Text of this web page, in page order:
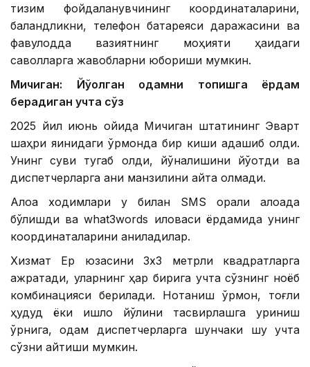
тизим фойдаланувчининг координаталарини,
баландликни, телефон батареяси даражасини ва
фавқулодда вазиятнинг моҳияти ҳақидаги
саволларга жавобларни юбориши мумкин.
Мичиган: Йўқолган одамни топишга ёрдам
берадиган учта сўз
2025 йил июнь ойида Мичиган штатининг Эварт
шаҳри яқинидаги ўрмонда бир киши адашиб қолди.
Унинг суви тугаб қолди, йўналишини йўқотди ва
диспетчерларга аниқ манзилини айта олмади.
Алоқа ходимлари у билан SМS орқали алоқада
бўлишди ва what3words иловаси ёрдамида унинг
координаталарини аниқладилар.
Хизмат Ер юзасини 3х3 метрли квадратларга
ажратади, уларнинг ҳар бирига учта сўзнинг ноёб
комбинацияси берилади. Нотаниш ўрмон, тоғли
ҳудуд ёки қишлоқ йўлини тасвирлашга уриниш
ўрнига, одам диспетчерларга шунчаки шу учта
сўзни айтиши мумкин.